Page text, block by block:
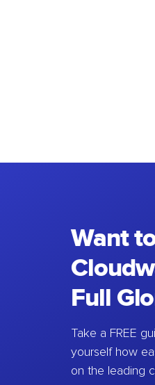
Want
Full
Take a FREE
yourself how
on the leading